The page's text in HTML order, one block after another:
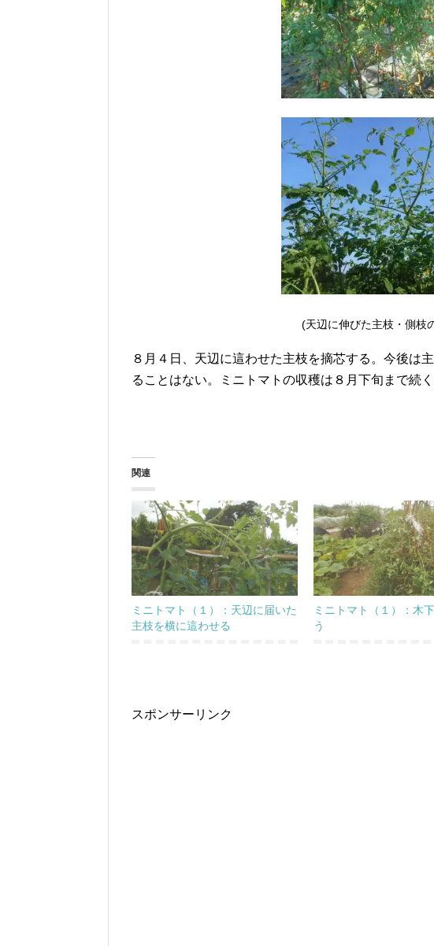
(天辺に伸びた主枝・側枝
８月４日、天辺に這わせた主枝を摘芯する。今後は
ることはない。ミニトマトの収穫は８月下旬まで続く
関連
ミニトマト（１）：天辺に届いた
主枝を横に這わせる
ミニトマト（１）：木
う
スポンサーリンク